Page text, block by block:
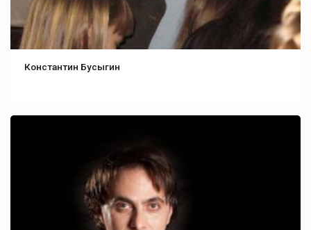
Константин Бусыгин